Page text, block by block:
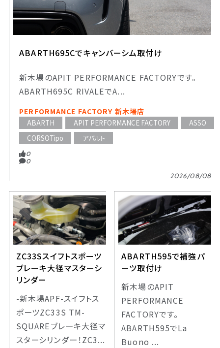
2026/08/08
ABARTH695Cでキャンバーシム取付け
新木場のAPIT PERFORMANCE FACTORYです。
ABARTH695C RIVALEでA...
PERFORMANCE FACTORY 新木場店
ABARTH
APIT PERFORMANCE FACTORY
ASSO
CORSOTipo
アバルト
0
0
ZC33Sスイフトスポーツ
ブレーキ大径マスターシ
リンダー
-新木場APF-スイフトス
ポーツZC33S TM-
SQUAREブレーキ大径マ
スターシリンダー！ZC3...
ABARTH595で補強パ
ーツ取付け
新木場のAPIT
PERFORMANCE
FACTORYです。
ABARTH595でLa
Buono ...